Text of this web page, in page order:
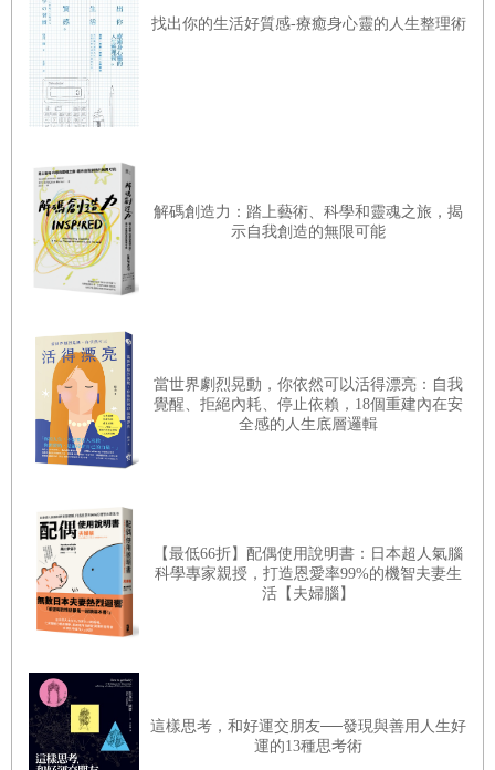
找出你的生活好質感-療癒身心靈的人生整理術
解碼創造力：踏上藝術、科學和靈魂之旅，揭
示自我創造的無限可能
當世界劇烈晃動，你依然可以活得漂亮：自我
覺醒、拒絕內耗、停止依賴，18個重建內在安
全感的人生底層邏輯
【最低66折】配偶使用說明書：日本超人氣腦
科學專家親授，打造恩愛率99%的機智夫妻生
活【夫婦腦】
這樣思考，和好運交朋友──發現與善用人生好
運的13種思考術